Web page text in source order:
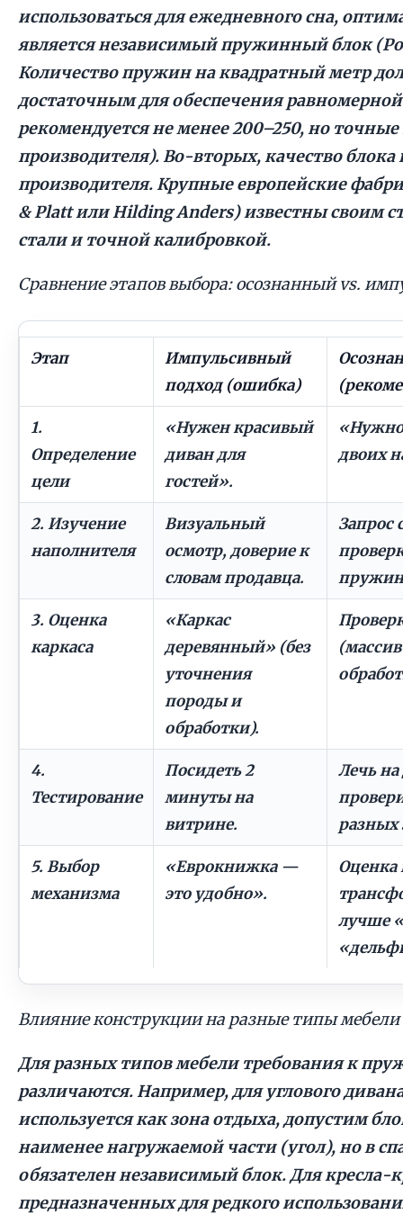
использоваться для ежедневного сна,
является независимый пружинный блок
Количество пружин на квадратный метр
достаточным для обеспечения
рекомендуется не менее 200–250, но точные
производителя). Во-вторых, качество
производителя. Крупные европейские
& Platt или Hilding Anders) известны своим
стали и точной калибровкой.
Сравнение этапов выбора: осознанный vs.
Этап
Импульсивный
подход (ошибка)
1.
Определение
цели
«Нужен красивый
диван для
гостей».
«Нужно
двоих
2. Изучение
наполнителя
Визуальный
осмотр, доверие к
словам продавца.
Запрос
3. Оценка
каркаса
«Каркас
деревянный» (без
уточнения
породы и
обработки).
4.
Тестирование
Посидеть 2
минуты на
витрине.
Лечь
разных
5. Выбор
механизма
«Еврокнижка —
это удобно».
Оценка
лучше
Влияние конструкции на разные типы мебели
Для разных типов мебели требования к
различаются. Например, для углового
используется как зона отдыха, допустим
наименее нагружаемой части (угол), но в
обязателен независимый блок. Для
предназначенных для редкого